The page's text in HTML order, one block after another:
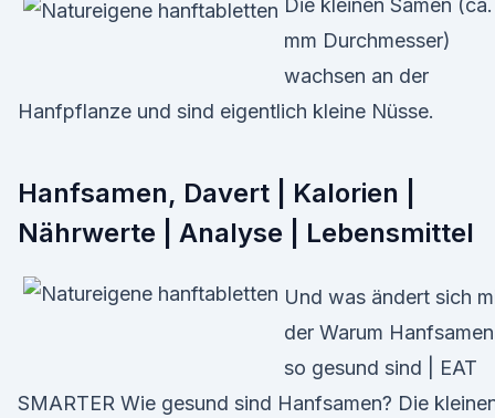
Die kleinen Samen
mm Durchmesser)
wachsen an der
Hanfpflanze und sind eigentlich kleine Nüsse.
Hanfsamen, Davert | Kalorien |
Nährwerte | Analyse | Lebensmittel
Und was ändert sich
der Warum Hanfsamen
so gesund sind | EAT
SMARTER Wie gesund sind Hanfsamen? Die